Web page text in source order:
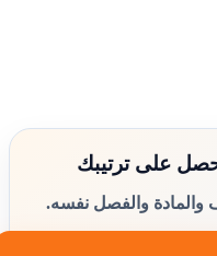
على ترتيبك
والمادة والفصل نفسه.